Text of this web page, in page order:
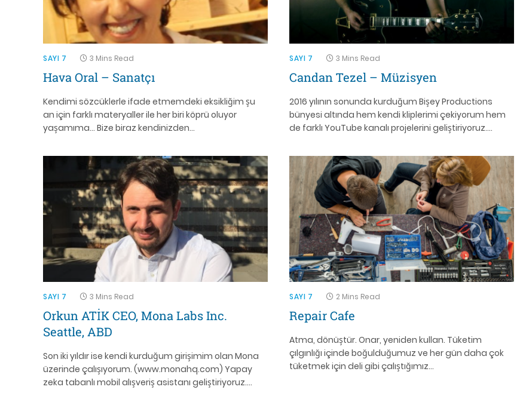
SAYI 7 3 Mins Read
Hava Oral – Sanatçı
Kendimi sözcüklerle ifade etmemdeki eksikliğim şu
an için farklı materyaller ile her biri köprü oluyor
yaşamıma… Bize biraz kendinizden…
SAYI 7 3 Mins Read
Candan Tezel – Müzisyen
2016 yılının sonunda kurduğum Bişey Productions
bünyesi altında hem kendi kliplerimi çekiyorum hem
de farklı YouTube kanalı projelerini geliştiriyoruz.…
SAYI 7 3 Mins Read
Orkun ATİK CEO, Mona Labs Inc.
Seattle, ABD
Son iki yıldır ise kendi kurduğum girişimim olan Mona
üzerinde çalışıyorum. (www.monahq.com) Yapay
zeka tabanlı mobil alışveriş asistanı geliştiriyoruz.…
SAYI 7 2 Mins Read
Repair Cafe
Atma, dönüştür. Onar, yeniden kullan. Tüketim
çılgınlığı içinde boğulduğumuz ve her gün daha çok
tüketmek için deli gibi çalıştığımız…